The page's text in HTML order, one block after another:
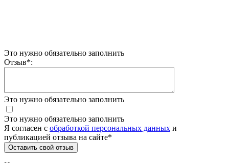
Это нужно обязательно заполнить
Отзыв*:
Это нужно обязательно заполнить
Это нужно обязательно заполнить
Я согласен c обработкой персональных данных и
публикацией отзыва на сайте*